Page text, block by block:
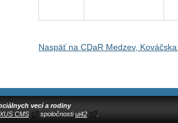
Naspäť na CDaR Medzev,
vecí a rodiny
CMS spoločnostiui42